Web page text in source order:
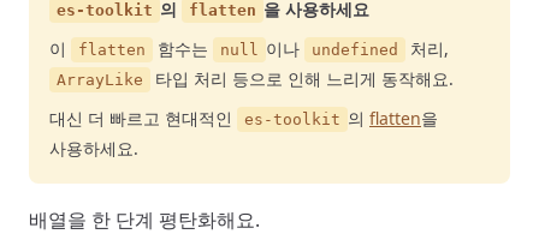
es-toolkit 의 flatten 을 사용하세요
이
flatten 함수는 null 이나 undefined 처리,
ArrayLike
타입 처리 등으로 인해 느리게 동작해요.
대신 더 빠르고 현대적인
es-toolkit 의 flatten을
사용하세요.
배열을 한 단계 평탄화해요.